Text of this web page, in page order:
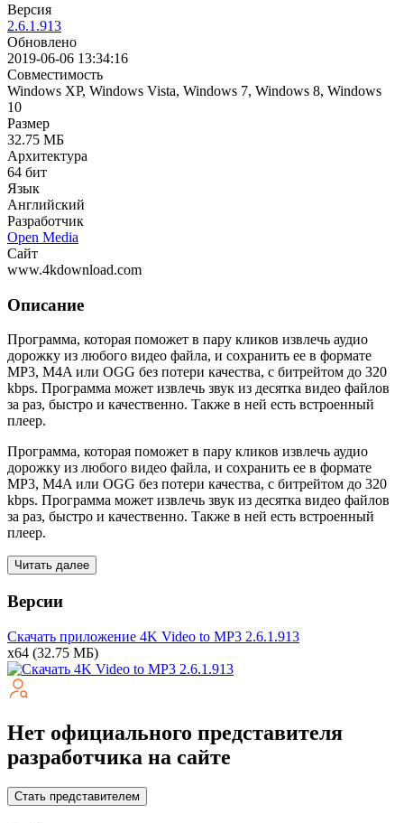
Версия
2.6.1.913
Обновлено
2019-06-06 13:34:16
Совместимость
Windows XP, Windows Vista, Windows 7, Windows 8, Windows
10
Размер
32.75 МБ
Архитектура
64 бит
Язык
Английский
Разработчик
Open Media
Сайт
www.4kdownload.com
Описание
Программа, которая поможет в пару кликов извлечь аудио
дорожку из любого видео файла, и сохранить ее в формате
MP3, M4A или OGG без потери качества, с битрейтом до 320
kbps. Программа может извлечь звук из десятка видео файлов
за раз, быстро и качественно. Также в ней есть встроенный
плеер.
Программа, которая поможет в пару кликов извлечь аудио
дорожку из любого видео файла, и сохранить ее в формате
MP3, M4A или OGG без потери качества, с битрейтом до 320
kbps. Программа может извлечь звук из десятка видео файлов
за раз, быстро и качественно. Также в ней есть встроенный
плеер.
Читать далее
Версии
Скачать приложение 4K Video to MP3 2.6.1.913
x64 (32.75 МБ)
Нет официального представителя
разработчика на сайте
Стать представителем